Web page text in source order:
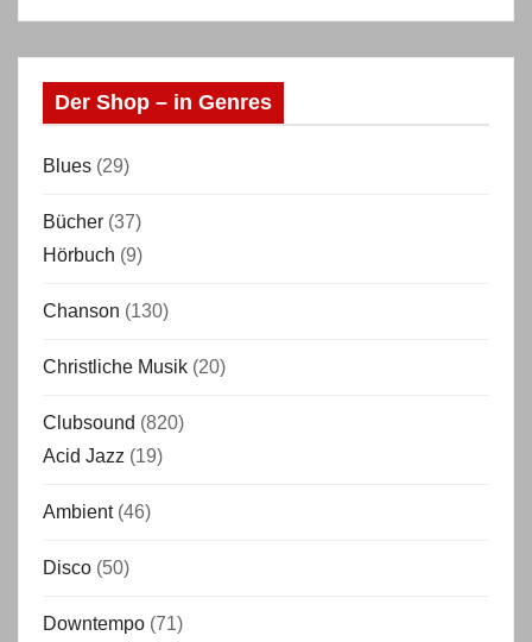
Der Shop – in Genres
Blues (29)
Bücher (37)
Hörbuch (9)
Chanson (130)
Christliche Musik (20)
Clubsound (820)
Acid Jazz (19)
Ambient (46)
Disco (50)
Downtempo (71)